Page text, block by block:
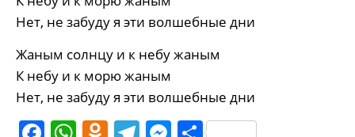
Нет, не забуду я эти волшебные дни
Жаным солнцу и к небу жаным
К небу и к морю жаным
Нет, не забуду я эти волшебные дни